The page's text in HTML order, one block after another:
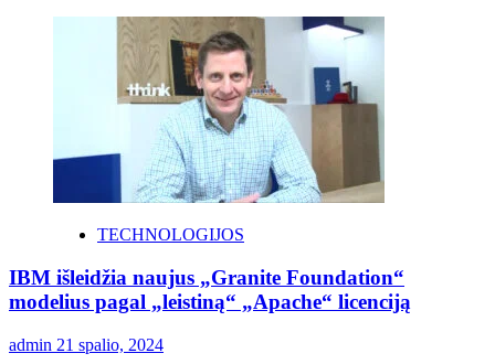
TECHNOLOGIJOS
IBM išleidžia naujus „Granite Foundation“
modelius pagal „leistiną“ „Apache“ licenciją
admin 21 spalio, 2024